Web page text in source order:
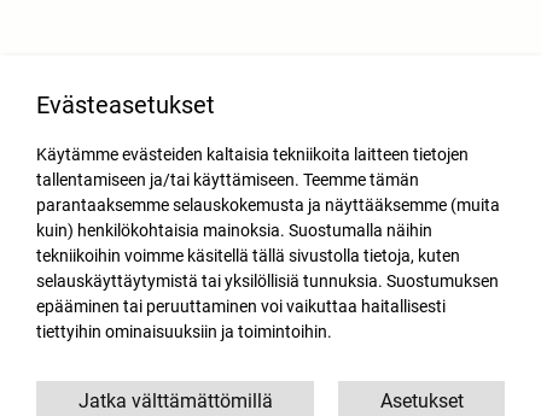
Evästeasetukset
Käytämme evästeiden kaltaisia tekniikoita laitteen tietojen
tallentamiseen ja/tai käyttämiseen. Teemme tämän
parantaaksemme selauskokemusta ja näyttääksemme (muita
kuin) henkilökohtaisia mainoksia. Suostumalla näihin
tekniikoihin voimme käsitellä tällä sivustolla tietoja, kuten
selauskäyttäytymistä tai yksilöllisiä tunnuksia. Suostumuksen
epääminen tai peruuttaminen voi vaikuttaa haitallisesti
tiettyihin ominaisuuksiin ja toimintoihin.
Asetukset
Jatka välttämättömillä